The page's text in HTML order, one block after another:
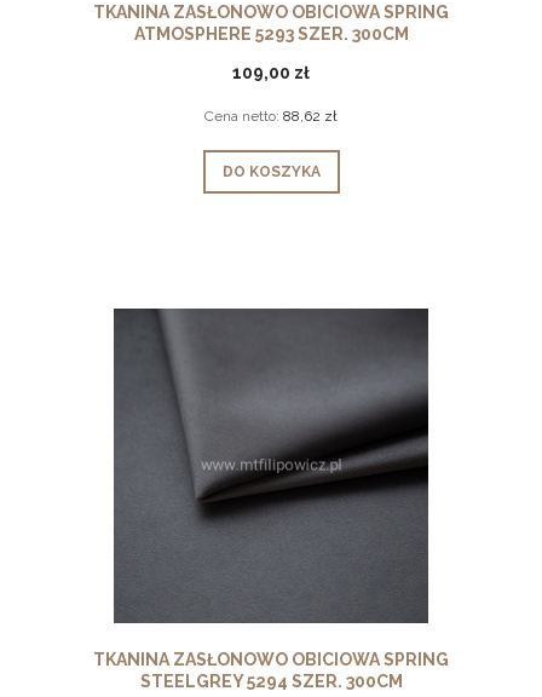
TKANINA ZASŁONOWO OBICIOWA SPRING
ATMOSPHERE 5293 SZER. 300CM
109,00 zł
Cena netto: 88,62 zł
DO KOSZYKA
TKANINA ZASŁONOWO OBICIOWA SPRING
STEELGREY 5294 SZER. 300CM